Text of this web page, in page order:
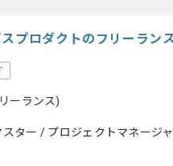
スプロダクトのフリーラン
ーランス)
ター / プロジェクトマネージ